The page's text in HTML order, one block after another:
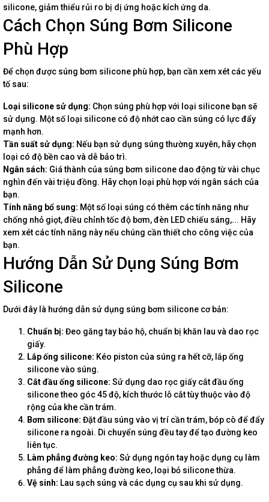
silicone, giảm thiểu rủi ro bị dị ứng hoặc kích ứng da.
Cách Chọn Súng Bơm Silicone
Phù Hợp
Để chọn được súng bơm silicone phù hợp, bạn cần xem xét các yếu
tố sau:
Loại silicone sử dụng: Chọn súng phù hợp với loại silicone bạn sẽ
sử dụng. Một số loại silicone có độ nhớt cao cần súng có lực đẩy
mạnh hơn.
Tần suất sử dụng: Nếu bạn sử dụng súng thường xuyên, hãy chọn
loại có độ bền cao và dễ bảo trì.
Ngân sách: Giá thành của súng bơm silicone dao động từ vài chục
nghìn đến vài triệu đồng. Hãy chọn loại phù hợp với ngân sách của
bạn.
Tính năng bổ sung: Một số loại súng có thêm các tính năng như
chống nhỏ giọt, điều chỉnh tốc độ bơm, đèn LED chiếu sáng,... Hãy
xem xét các tính năng này nếu chúng cần thiết cho công việc của
bạn.
Hướng Dẫn Sử Dụng Súng Bơm
Silicone
Dưới đây là hướng dẫn sử dụng súng bơm silicone cơ bản:
Chuẩn bị: Đeo găng tay bảo hộ, chuẩn bị khăn lau và dao rọc
giấy.
Lắp ống silicone: Kéo piston của súng ra hết cỡ, lắp ống
silicone vào súng.
Cắt đầu ống silicone: Sử dụng dao rọc giấy cắt đầu ống
silicone theo góc 45 độ, kích thước lỗ cắt tùy thuộc vào độ
rộng của khe cần trám.
Bơm silicone: Đặt đầu súng vào vị trí cần trám, bóp cò để đẩy
silicone ra ngoài. Di chuyển súng đều tay để tạo đường keo
liên tục.
Làm phẳng đường keo: Sử dụng ngón tay hoặc dụng cụ làm
phẳng để làm phẳng đường keo, loại bỏ silicone thừa.
Vệ sinh: Lau sạch súng và các dụng cụ sau khi sử dụng.